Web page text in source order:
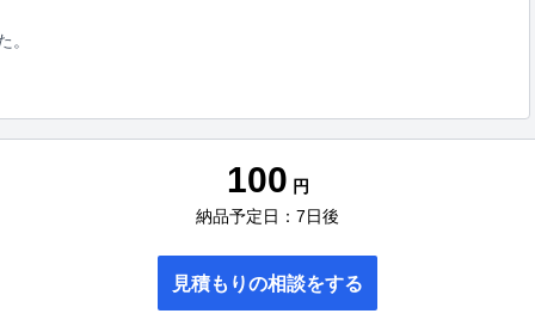
。
100 円
納品予定日：7日後
見積もりの相談をする